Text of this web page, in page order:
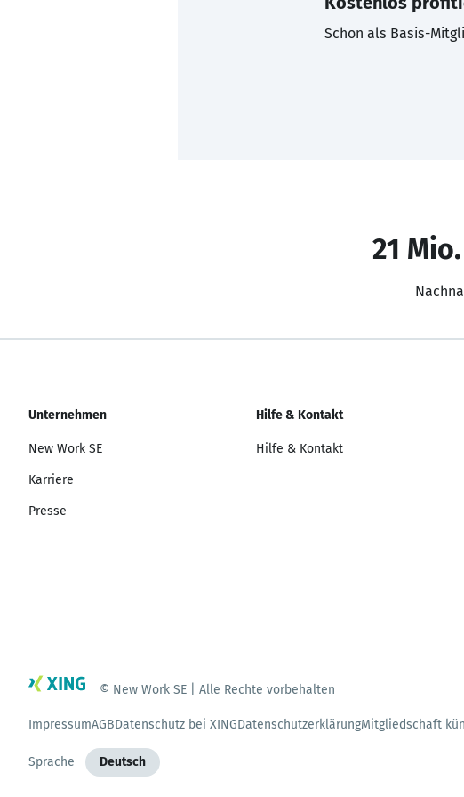
Schon als Basis-
21
Unternehmen
New Work SE
Karriere
Presse
Hilfe & Kontakt
Hilfe & Kontakt
© New Work SE | Alle Rechte vorbehalten
ImpressumAGBDatenschutz bei XINGDatenschutzerklärungMitgliedschaft
Sprache Deutsch